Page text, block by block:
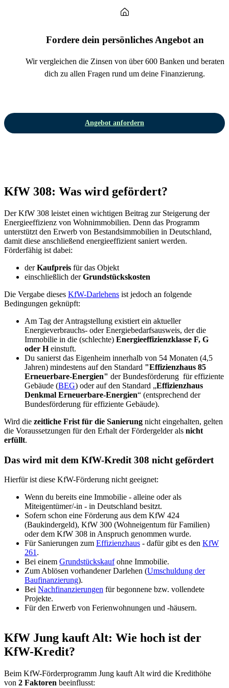
Fordere dein persönliches Angebot an
Wir vergleichen die Zinsen von über 600 Banken und beraten
dich zu allen Fragen rund um deine Finanzierung.
Angebot anfordern
KfW 308: Was wird gefördert?
Der KfW 308 leistet einen wichtigen Beitrag zur Steigerung der
Energieeffizienz von Wohnimmobilien. Denn das Programm
unterstützt den Erwerb von Bestandsimmobilien in Deutschland,
damit diese anschließend energieeffizient saniert werden.
Förderfähig ist dabei:
derKaufpreis für das Objekt
einschließlich derGrundstückskosten
Die Vergabe dieses KfW-Darlehens ist jedoch an folgende
Bedingungen geknüpft:
Am Tag der Antragstellung existiert ein aktueller
Energieverbrauchs- oder Energiebedarfsausweis, der die
Immobilie in die (schlechte) Energieeffizienzklasse F, G
oder Heinstuft.
Du sanierst das Eigenheim innerhalb von 54 Monaten (4,5
Jahren) mindestens auf den Standard "Effizienz­haus 85
Erneuer­bare-Energien" der Bundesförderung für effiziente
Gebäude (BEG) oder auf den Standard „Effizienz­haus
Denkmal Erneuer­bare-Energien“ (entsprechend der
Bundes­förderung für effiziente Ge­bäude).
Wird die zeitliche Frist für die Sanierung nicht eingehalten, gelten
die Voraussetzungen für den Erhalt der Fördergelder als nicht
erfüllt.
Das wird mit dem KfW-Kredit 308 nicht gefördert
Hierfür ist diese KfW-Förderung nicht geeignet:
Wenn du bereits eine Immobilie - alleine oder als
Miteigentümer/-in - in Deutschland besitzt.
Sofern schon eine Förderung aus dem KfW 424
(Baukindergeld), KfW 300 (Wohneigentum für Familien)
oder dem KfW 308 in Anspruch genommen wurde.
Für Sanierungen zum Effizienzhaus - dafür gibt es den KfW
261 .
Bei einem Grundstückskaufohne Immobilie.
Zum Ablösen vorhandener Darlehen (Umschuldung der
Baufinanzierung).
Bei Nachfinanzierungen für begonnene bzw. vollendete
Projekte.
Für den Erwerb von Ferienwohnungen und -häusern.
KfW Jung kauft Alt: Wie hoch ist der
KfW-Kredit?
Beim KfW-Förderprogramm Jung kauft Alt wird die Kredithöhe
von 2 Faktoren beeinflusst: